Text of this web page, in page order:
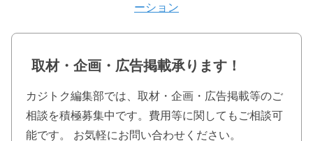
ーション
取材・企画・広告掲載承ります！
カジトク編集部では、取材・企画・広告掲載等のご
相談を積極募集中です。費用等に関してもご相談可
能です。 お気軽にお問い合わせください。